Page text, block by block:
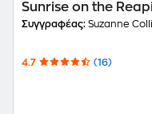
Sunrise on the
Συγγραφέας: Suzanne
4.7 (16)